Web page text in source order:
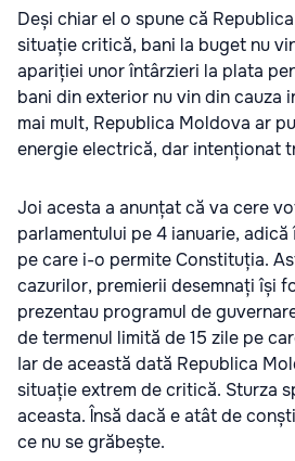
Deși chiar el o spune că
situație critică, bani la buget nu
apariției unor întârzieri la plata
bani din exterior nu vin din cauza
mai mult, Republica Moldova ar
energie electrică, dar intenționat
Joi acesta a anunțat că va cere
parlamentului pe 4 ianuarie,
pe care i-o permite Constituția.
cazurilor, premierii desemnați își
prezentau programul de
de termenul limită de 15 zile pe
Iar de această dată Republica
situație extrem de critică. Sturza
aceasta. Însă dacă e atât de
ce nu se grăbește.